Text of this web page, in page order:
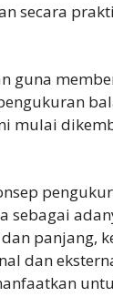
secara
guna
mulai
sebagai
panjang,
dan